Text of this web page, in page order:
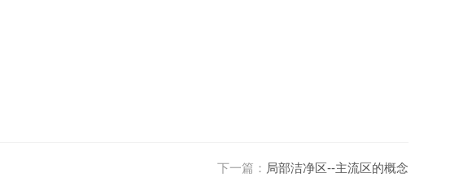
下一篇： 局部洁净区--主流区的概念